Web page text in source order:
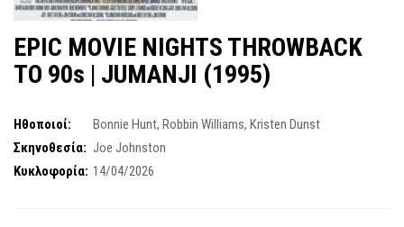
EPIC MOVIE NIGHTS THROWBACK
TO 90s | JUMANJI (1995)
Ηθοποιοί: Bonnie Hunt, Robbin Williams, Kristen Dunst
Σκηνοθεσία: Joe Johnston
Κυκλοφορία: 14/04/2026